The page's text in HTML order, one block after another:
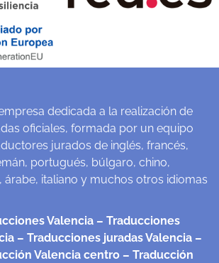
dedicada a la realización de
oficiales, formada por un equipo
jurados de inglés, francés,
portugués, búlgaro, chino,
árabe, italiano y muchos otros idiomas
Valencia – Traducciones
– Traducciones juradas Valencia –
Valencia centro – Traducción